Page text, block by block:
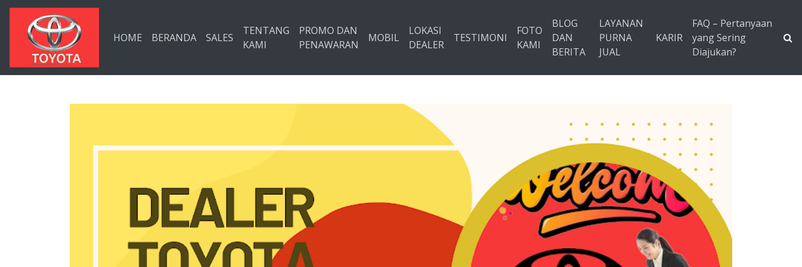
Langsung ke konten utama
HOME BERANDA SALES
TENTANG
KAMI
PROMO DAN
PENAWARAN
MOBIL
LOKASI
DEALER
TESTIMONI
FOTO
KAMI
BLOG
DAN
BERITA
LAYANAN
PURNA
JUAL
KARIR
FAQ – Pertanyaan
yang Sering
Diajukan?